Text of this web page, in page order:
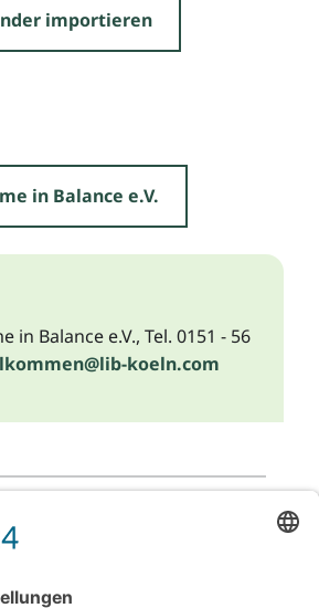
importieren
in Balance e.V.
in Balance e.V., Tel. 0151 - 56
koeln.com